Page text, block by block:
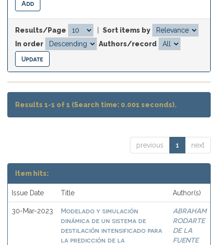
Results/Page
Sort items by
In order
Authors/record
Results 1-1 of 1 (Search time: 0.001 seconds).
previous 1 next
Item hits:
Issue Date Title Author(s)
30-Mar-2023
Modelado y simulación
dinámica de un sistema de
destilación intensificado para
la predicción de la
ABRAHAM
RODARTE
DE LA
FUENTE